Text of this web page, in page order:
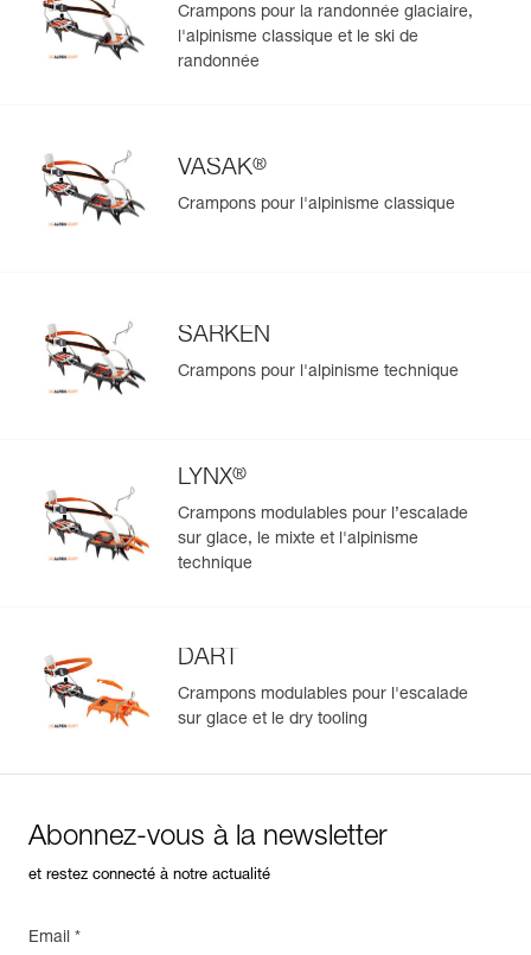
Crampons pour la randonnée glaciaire,
l'alpinisme classique et le ski de
randonnée
VASAK®
Crampons pour l'alpinisme classique
SARKEN
Crampons pour l'alpinisme technique
LYNX®
Crampons modulables pour l’escalade
sur glace, le mixte et l'alpinisme
technique
DART
Crampons modulables pour l'escalade
sur glace et le dry tooling
Abonnez-vous à la newsletter
et restez connecté à notre actualité
Email *